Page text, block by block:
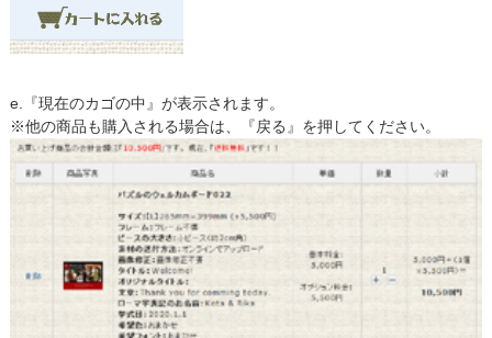
e.『現在のカゴの中』が表示されます。
※他の商品も購入される場合は、『戻る』を押してください。